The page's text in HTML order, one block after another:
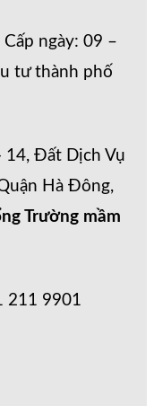
ngày: 09 –
tư thành phố
14, Đất Dịch Vụ
Hà Đông,
Trường mầm
211 9901